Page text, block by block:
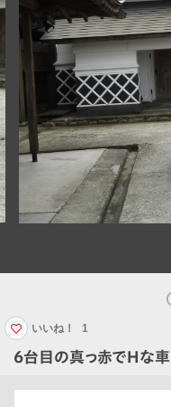
6台目の真っ赤でHな車
いいね！ 1